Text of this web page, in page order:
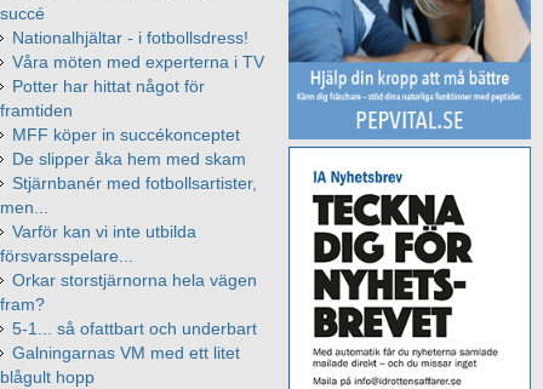
succé
Nationalhjältar - i fotbollsdress!
Våra möten med experterna i TV
Potter har hittat något för
framtiden
MFF köper in succékonceptet
De slipper åka hem med skam
Stjärnbanér med fotbollsartister,
men...
Varför kan vi inte utbilda
försvarsspelare...
Orkar storstjärnorna hela vägen
fram?
5-1... så ofattbart och underbart
Galningarnas VM med ett litet
blågult hopp